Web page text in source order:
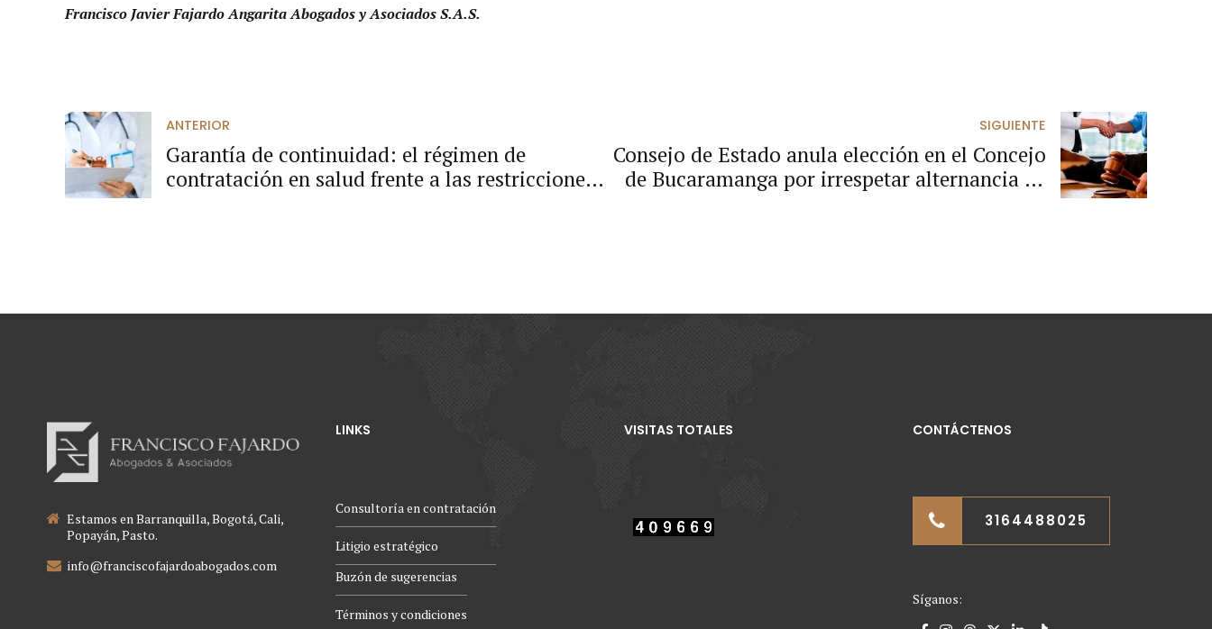
Francisco Javier Fajardo Angarita Abogados y Asociados S.A.S.
ANTERIOR
Garantía de continuidad: el régimen de
contratación en salud frente a las restricciones
SIGUIENTE
Consejo de Estado anula elección en el Concejo
de Bucaramanga por irrespetar alternancia de
Estamos en Barranquilla, Bogotá, Cali,
Popayán, Pasto.
info@franciscofajardoabogados.com
LINKS
Consultoría en contratación
Litigio estratégico
Buzón de sugerencias
Términos y condiciones
VISITAS TOTALES CONTÁCTENOS
3164488025
Síganos: